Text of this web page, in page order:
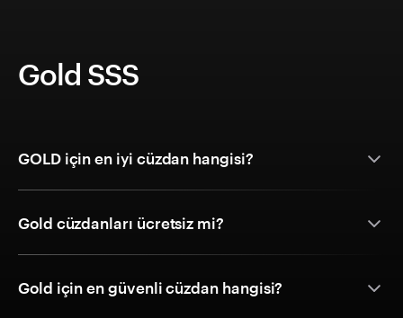
Gold SSS
GOLD için en iyi cüzdan hangisi?
Gold cüzdanları ücretsiz mi?
Gold için en güvenli cüzdan hangisi?